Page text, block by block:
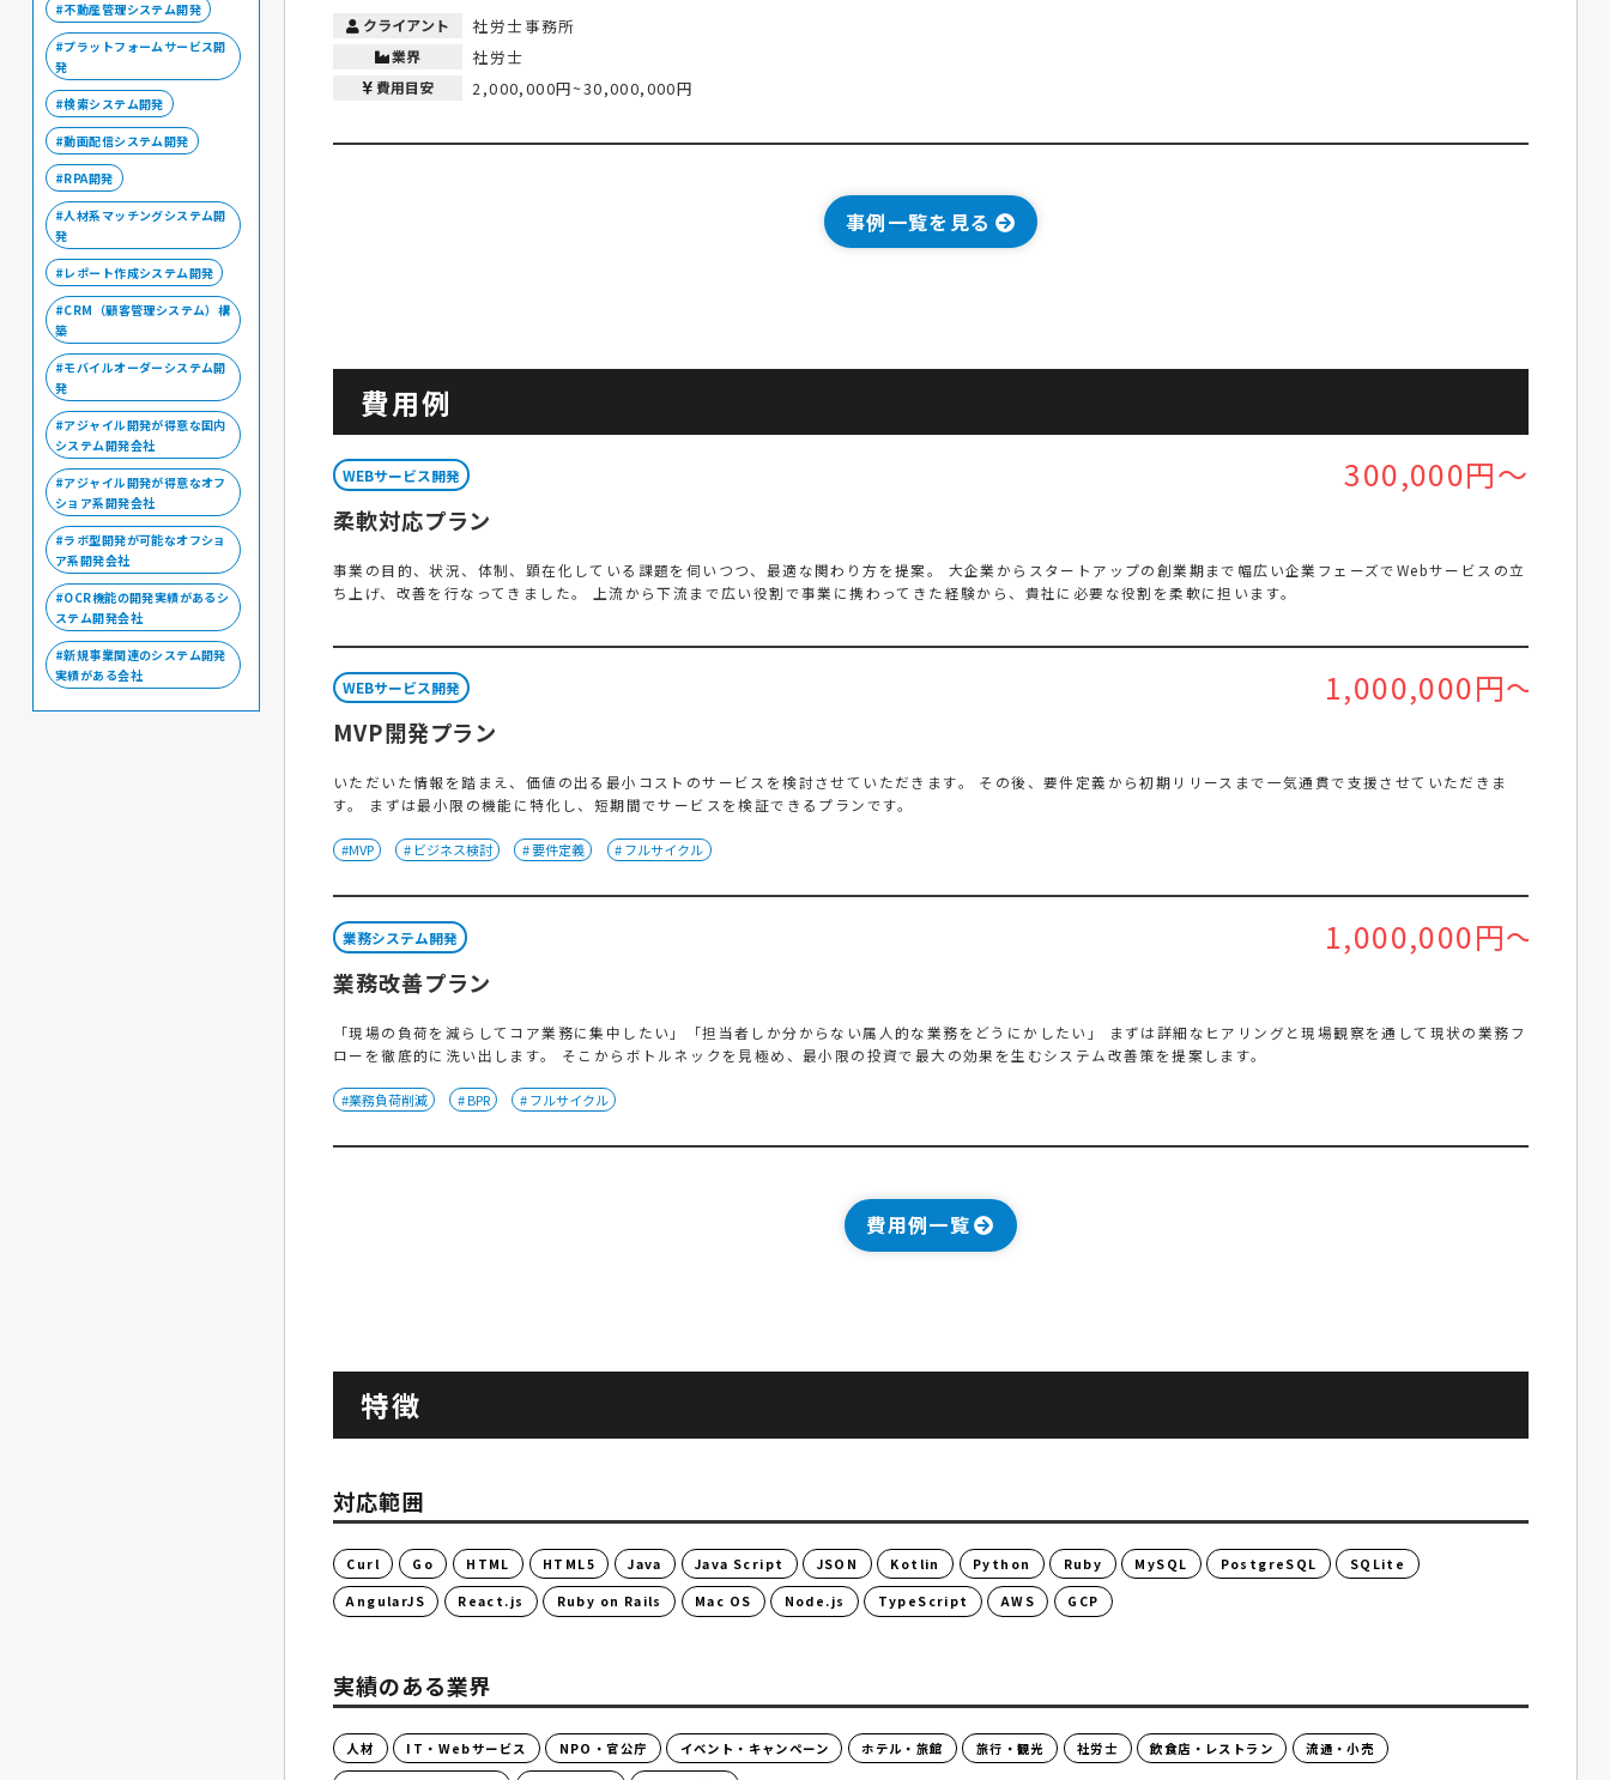
不動産管理システム開発
プラットフォームサービス開
発
検索システム開発
動画配信システム開発
RPA開発
人材系マッチングシステム開
発
レポート作成システム開発
CRM（顧客管理システム）構
築
モバイルオーダーシステム開
発
アジャイル開発が得意な国内
システム開発会社
アジャイル開発が得意なオフ
ショア系開発会社
ラボ型開発が可能なオフショ
ア系開発会社
OCR機能の開発実績があるシ
ステム開発会社
新規事業関連のシステム開発
実績がある会社
クライアント 社労士事務所
業界 社労士
費用目安 2,000,000円~30,000,000円
事例一覧を見る
費用例
WEBサービス開発
柔軟対応プラン
300,000円～
事業の目的、状況、体制、顕在化している課題を伺いつつ、最適な関わり方を提案。 大企業からスタートアップの創業期まで幅広い企業フェーズでWebサービスの立
ち上げ、改善を行なってきました。 上流から下流まで広い役割で事業に携わってきた経験から、貴社に必要な役割を柔軟に担います。
WEBサービス開発
MVP開発プラン
1,000,000円～
いただいた情報を踏まえ、価値の出る最小コストのサービスを検討させていただきます。 その後、要件定義から初期リリースまで一気通貫で支援させていただきま
す。 まずは最小限の機能に特化し、短期間でサービスを検証できるプランです。
#MVP # ビジネス検討 # 要件定義 # フルサイクル
業務システム開発
業務改善プラン
1,000,000円～
「現場の負荷を減らしてコア業務に集中したい」「担当者しか分からない属人的な業務をどうにかしたい」 まずは詳細なヒアリングと現場観察を通して現状の業務フ
ローを徹底的に洗い出します。 そこからボトルネックを見極め、最小限の投資で最大の効果を生むシステム改善策を提案します。
#業務負荷削減 # BPR # フルサイクル
費用例一覧
特徴
対応範囲
Curl Go HTML HTML5 Java Java Script JSON Kotlin Python Ruby MySQL PostgreSQL SQLite
AngularJS React.js Ruby on Rails Mac OS Node.js TypeScript AWS GCP
実績のある業界
人材 IT・Webサービス NPO・官公庁 イベント・キャンペーン ホテル・旅館 旅行・観光 社労士 飲食店・レストラン 流通・小売